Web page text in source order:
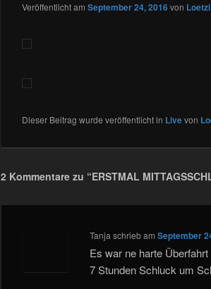
Veröffentlicht am September 24, 2016von Loetzi
Dieser Beitrag wurde veröffentlicht in Livevon
2 Kommentare zu “ERSTMAL
Tanja schriebamSeptember
Es war ne harte Überfahrt
7 Stunden Schluck um